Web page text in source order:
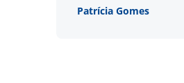
Patrícia Gomes